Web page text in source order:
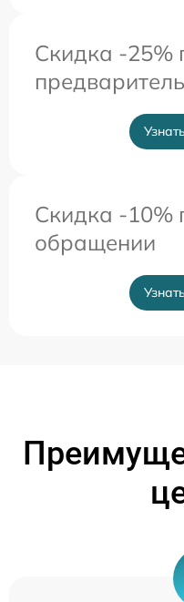
Скидка -25%
Скидка -10%
обращении